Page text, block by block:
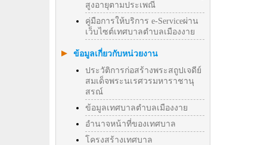
สูงอายุตามประเพณี
คู่มือการให้บริการ e-Serviceผ่าน
เว็บไซต์เทศบาลตำบลเมืองงาย
ข้อมูลเกี่ยวกับหน่วยงาน
ประวัติการก่อสร้างพระสถูปเจดีย์
สมเด็จพระนเรศวรมหาราชานุ
สรณ์
ข้อมูลเทศบาลตำบลเมืองงาย
อำนาจหน้าที่ของเทศบาล
โครงสร้างเทศบาล